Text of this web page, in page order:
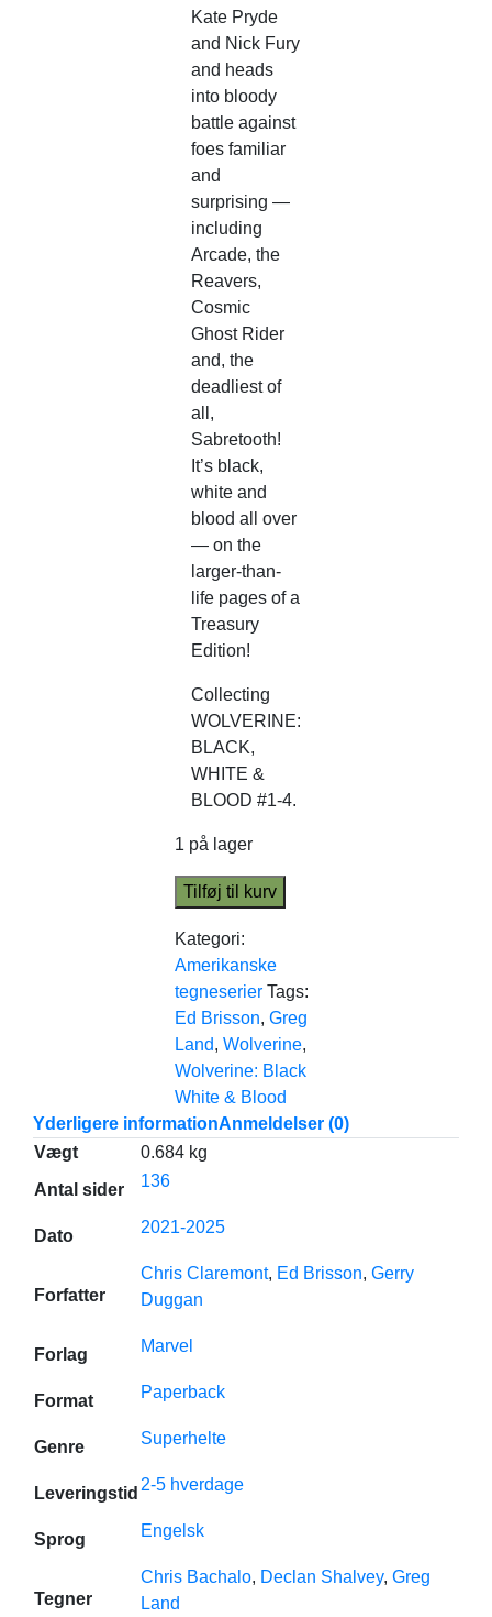
Kate Pryde
and Nick Fury
and heads
into bloody
battle against
foes familiar
and
surprising —
including
Arcade, the
Reavers,
Cosmic
Ghost Rider
and, the
deadliest of
all,
Sabretooth!
It’s black,
white and
blood all over
— on the
larger-than-
life pages of a
Treasury
Edition!
Collecting
WOLVERINE:
BLACK,
WHITE &
BLOOD #1-4.
1 på lager
Tilføj til kurv
Kategori:
Amerikanske
tegneserier Tags:
Ed Brisson,Greg
Land,Wolverine,
Wolverine: Black
White & Blood
Yderligere informationAnmeldelser (0)
Vægt
0.684 kg
Antal sider
136
Dato 2021-2025
Forfatter
Chris Claremont, Ed Brisson, Gerry
Duggan
Forlag Marvel
Format Paperback
Genre Superhelte
Leveringstid 2-5 hverdage
Sprog Engelsk
Tegner
Chris Bachalo, Declan Shalvey, Greg
Land